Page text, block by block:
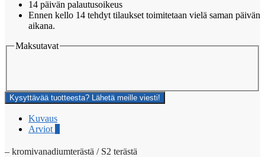
14 päivän palautusoikeus
Ennen kello 14 tehdyt tilaukset toimitetaan vielä saman päivän
aikana.
Maksutavat
Kysyttävää tuotteesta? Lähetä meille viesti!
Kuvaus
Arviot 0
– kromivanadiumterästä / S2 terästä